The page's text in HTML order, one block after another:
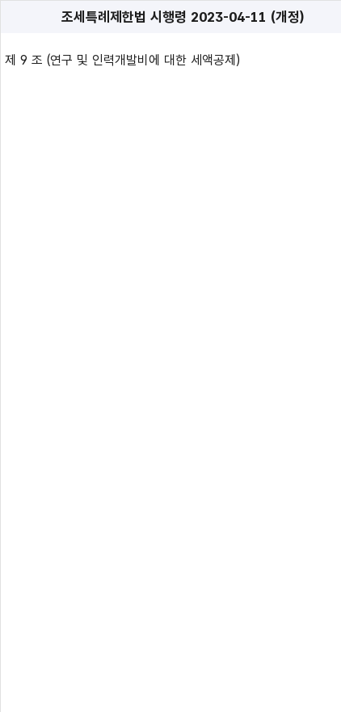
조세특례제한법 시행령 2023-04-11 (개정)
제 9 조 (연구 및 인력개발비에 대한 세액공제)